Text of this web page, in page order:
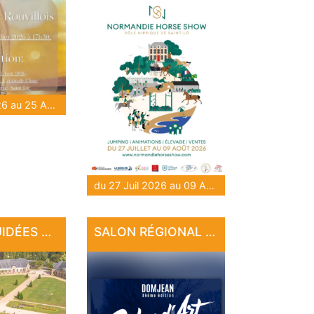
du 28 Juil 2026 au 25 Août 2026
du 27 Juil 2026 au 09 Août 2026
VISITES GUIDÉES AU HARAS NATIONAL SALON RÉGIONAL D'ART DE DOMJEAN